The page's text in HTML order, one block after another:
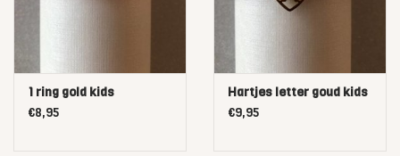
1 ring gold kids
€8,95
Hartjes letter goud kids
€9,95